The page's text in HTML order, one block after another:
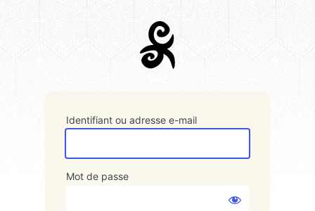
Identifiant ou adresse e-mail
Mot de passe